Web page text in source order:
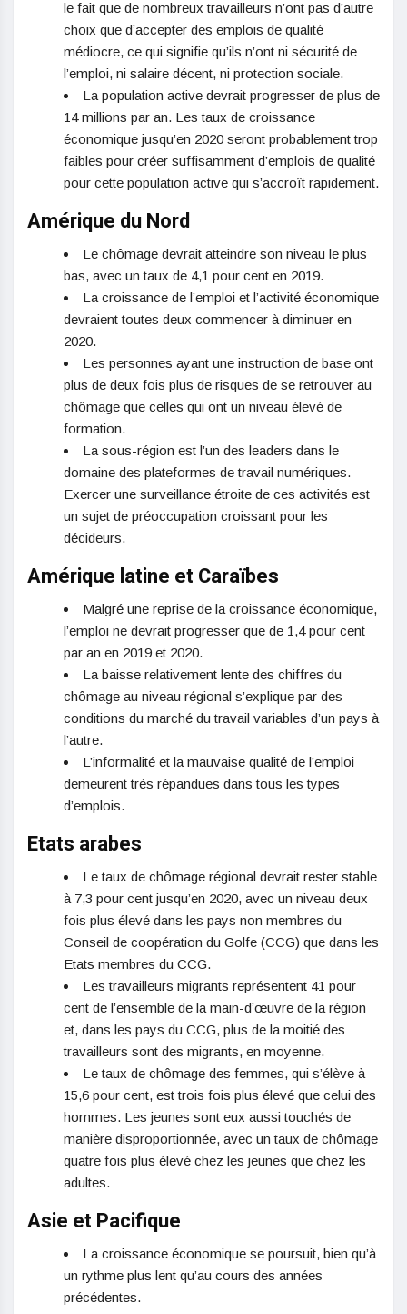
le fait que de nombreux travailleurs n’ont pas d’autre
choix que d’accepter des emplois de qualité
médiocre, ce qui signifie qu’ils n’ont ni sécurité de
l’emploi, ni salaire décent, ni protection sociale.
La population active devrait progresser de plus de
14 millions par an. Les taux de croissance
économique jusqu’en 2020 seront probablement trop
faibles pour créer suffisamment d’emplois de qualité
pour cette population active qui s’accroît rapidement.
Amérique du Nord
Le chômage devrait atteindre son niveau le plus
bas, avec un taux de 4,1 pour cent en 2019.
La croissance de l’emploi et l’activité économique
devraient toutes deux commencer à diminuer en
2020.
Les personnes ayant une instruction de base ont
plus de deux fois plus de risques de se retrouver au
chômage que celles qui ont un niveau élevé de
formation.
La sous-région est l’un des leaders dans le
domaine des plateformes de travail numériques.
Exercer une surveillance étroite de ces activités est
un sujet de préoccupation croissant pour les
décideurs.
Amérique latine et Caraïbes
Malgré une reprise de la croissance économique,
l’emploi ne devrait progresser que de 1,4 pour cent
par an en 2019 et 2020.
La baisse relativement lente des chiffres du
chômage au niveau régional s’explique par des
conditions du marché du travail variables d’un pays à
l’autre.
L’informalité et la mauvaise qualité de l’emploi
demeurent très répandues dans tous les types
d’emplois.
Etats arabes
Le taux de chômage régional devrait rester stable
à 7,3 pour cent jusqu’en 2020, avec un niveau deux
fois plus élevé dans les pays non membres du
Conseil de coopération du Golfe (CCG) que dans les
Etats membres du CCG.
Les travailleurs migrants représentent 41 pour
cent de l’ensemble de la main-d’œuvre de la région
et, dans les pays du CCG, plus de la moitié des
travailleurs sont des migrants, en moyenne.
Le taux de chômage des femmes, qui s’élève à
15,6 pour cent, est trois fois plus élevé que celui des
hommes. Les jeunes sont eux aussi touchés de
manière disproportionnée, avec un taux de chômage
quatre fois plus élevé chez les jeunes que chez les
adultes.
Asie et Pacifique
La croissance économique se poursuit, bien qu’à
un rythme plus lent qu’au cours des années
précédentes.